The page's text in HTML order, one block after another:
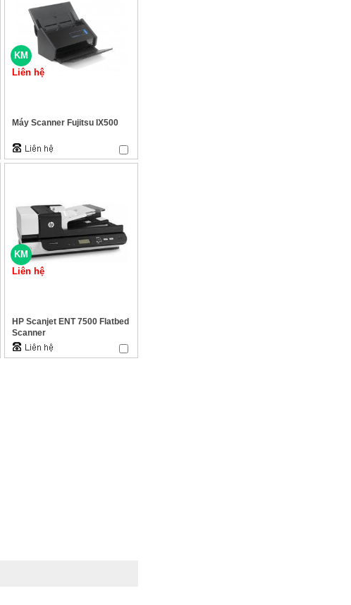
KM
Liên hệ
Máy Scanner Fujitsu IX500
KM
Liên hệ
HP Scanjet ENT 7500 Flatbed
Scanner